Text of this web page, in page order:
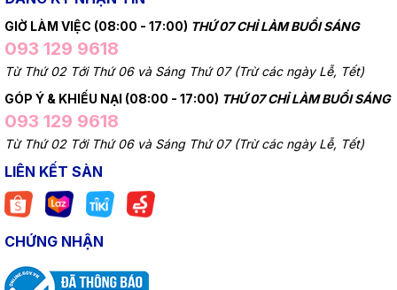
GIỜ LÀM VIỆC (08:00 - 17:00) THỨ 07 CHỈ LÀM BUỔI SÁNG
093 129 9618
Từ Thứ 02 Tới Thứ 06 và Sáng Thứ 07 (Trừ các ngày Lễ, Tết)
GÓP Ý & KHIẾU NẠI (08:00 - 17:00) THỨ 07 CHỈ LÀM BUỔI SÁNG
093 129 9618
Từ Thứ 02 Tới Thứ 06 và Sáng Thứ 07 (Trừ các ngày Lễ, Tết)
LIÊN KẾT SÀN
CHỨNG NHẬN